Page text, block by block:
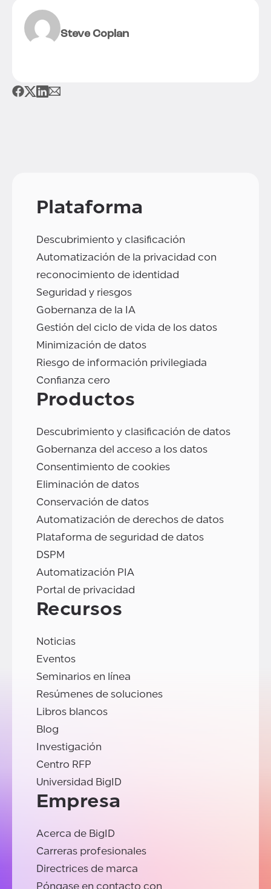
Steve Coplan
Plataforma
Descubrimiento y clasificación
Automatización de la privacidad con
reconocimiento de identidad
Seguridad y riesgos
Gobernanza de la IA
Gestión del ciclo de vida de los datos
Minimización de datos
Riesgo de información privilegiada
Confianza cero
Productos
Descubrimiento y clasificación de datos
Gobernanza del acceso a los datos
Consentimiento de cookies
Eliminación de datos
Conservación de datos
Automatización de derechos de datos
Plataforma de seguridad de datos
DSPM
Automatización PIA
Portal de privacidad
Recursos
Noticias
Eventos
Seminarios en línea
Resúmenes de soluciones
Libros blancos
Blog
Investigación
Centro RFP
Universidad BigID
Empresa
Acerca de BigID
Carreras profesionales
Directrices de marca
Póngase en contacto con